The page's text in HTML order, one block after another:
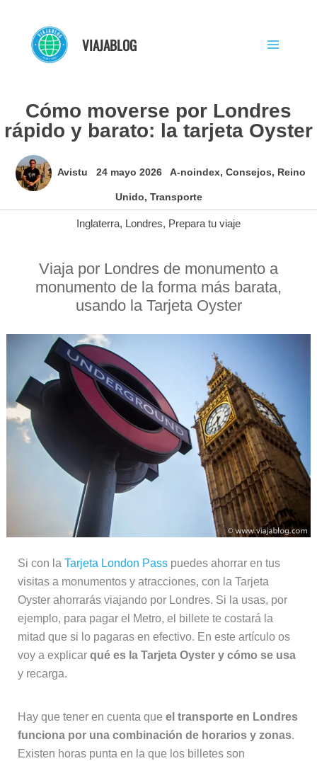
contenido
VIAJABLOG
Cómo moverse por Londres
rápido y barato: la tarjeta Oyster
Avistu 24 mayo 2026 A-noindex, Consejos, Reino
Unido, Transporte
Inglaterra, Londres, Prepara tu viaje
Viaja por Londres de monumento a
monumento de la forma más barata,
usando la Tarjeta Oyster
Si con la Tarjeta London Passpuedes ahorrar en tus
visitas a monumentos y atracciones, con la Tarjeta
Oyster ahorrarás viajando por Londres. Si la usas, por
ejemplo, para pagar el Metro, el billete te costará la
mitad que si lo pagaras en efectivo. En este artículo os
voy a explicar qué es la Tarjeta Oyster y cómo se usa
y recarga.
Hay que tener en cuenta que el transporte en Londres
funciona por una combinación de horarios y zonas.
Existen horas punta en la que los billetes son